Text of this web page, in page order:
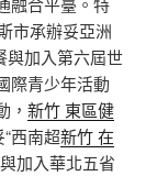
市承辦妥亞洲
與加入第六屆世
際青少年活動
， 新竹 東區健
西南超新竹 在
加入華北五省